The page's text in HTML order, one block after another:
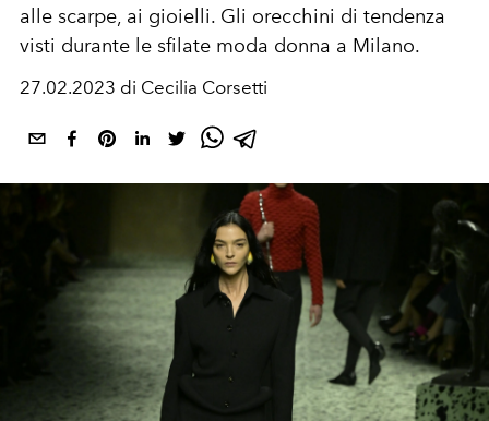
alle scarpe, ai gioielli. Gli orecchini di tendenza
visti durante le sfilate moda donna a Milano.
27.02.2023 di Cecilia Corsetti